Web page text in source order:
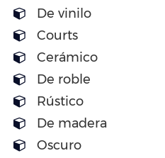
De vinilo
Courts
Cerámico
De roble
Rústico
De madera
Oscuro